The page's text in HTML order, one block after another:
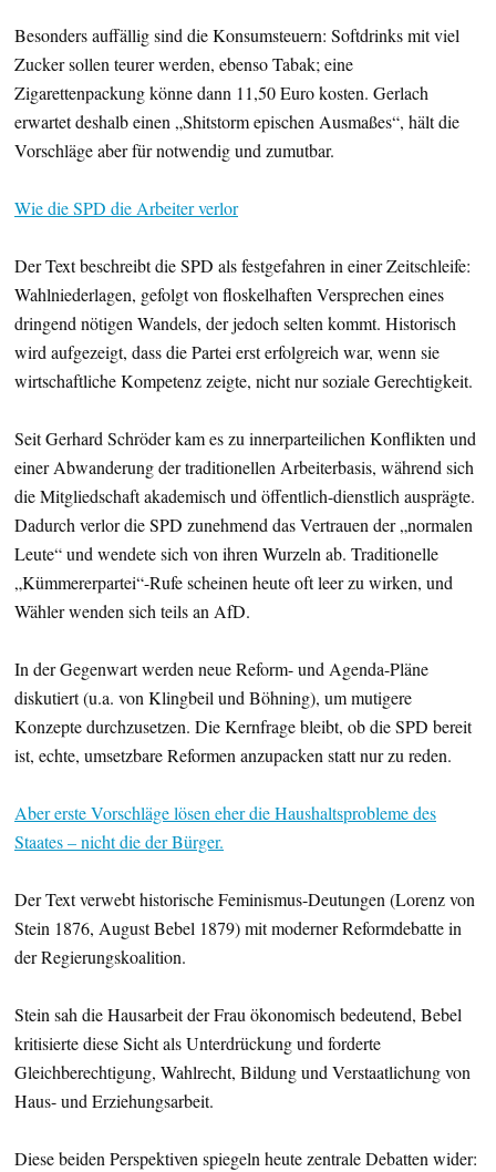
Besonders auffällig sind die Konsumsteuern: Softdrinks mit viel
Zucker sollen teurer werden, ebenso Tabak; eine
Zigarettenpackung könne dann 11,50 Euro kosten. Gerlach
erwartet deshalb einen „Shitstorm epischen Ausmaßes“, hält die
Vorschläge aber für notwendig und zumutbar.
Wie die SPD die Arbeiter verlor
Der Text beschreibt die SPD als festgefahren in einer Zeitschleife:
Wahlniederlagen, gefolgt von floskelhaften Versprechen eines
dringend nötigen Wandels, der jedoch selten kommt. Historisch
wird aufgezeigt, dass die Partei erst erfolgreich war, wenn sie
wirtschaftliche Kompetenz zeigte, nicht nur soziale Gerechtigkeit.
Seit Gerhard Schröder kam es zu innerparteilichen Konflikten und
einer Abwanderung der traditionellen Arbeiterbasis, während sich
die Mitgliedschaft akademisch und öffentlich-dienstlich ausprägte.
Dadurch verlor die SPD zunehmend das Vertrauen der „normalen
Leute“ und wendete sich von ihren Wurzeln ab. Traditionelle
„Kümmererpartei“-Rufe scheinen heute oft leer zu wirken, und
Wähler wenden sich teils an AfD.
In der Gegenwart werden neue Reform- und Agenda-Pläne
diskutiert (u.a. von Klingbeil und Böhning), um mutigere
Konzepte durchzusetzen. Die Kernfrage bleibt, ob die SPD bereit
ist, echte, umsetzbare Reformen anzupacken statt nur zu reden.
Aber erste Vorschläge lösen eher die Haushaltsprobleme des
Staates – nicht die der Bürger.
Der Text verwebt historische Feminismus-Deutungen (Lorenz von
Stein 1876, August Bebel 1879) mit moderner Reformdebatte in
der Regierungskoalition.
Stein sah die Hausarbeit der Frau ökonomisch bedeutend, Bebel
kritisierte diese Sicht als Unterdrückung und forderte
Gleichberechtigung, Wahlrecht, Bildung und Verstaatlichung von
Haus- und Erziehungsarbeit.
Diese beiden Perspektiven spiegeln heute zentrale Debatten wider: